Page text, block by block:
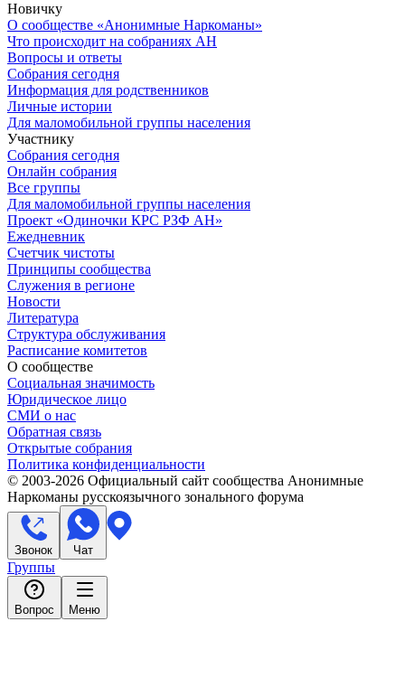
Новичку
О сообществе «Анонимные Наркоманы»
Что происходит на собраниях АН
Вопросы и ответы
Собрания сегодня
Информация для родственников
Личные истории
Для маломобильной группы населения
Участнику
Собрания сегодня
Онлайн собрания
Все группы
Для маломобильной группы населения
Проект «Одиночки КРС РЗФ АН»
Ежедневник
Счетчик чистоты
Принципы сообщества
Служения в регионе
Новости
Литература
Структура обслуживания
Расписание комитетов
О сообществе
Социальная значимость
Юридическое лицо
СМИ о нас
Обратная связь
Открытые собрания
Политика конфиденциальности
© 2003-2026 Официальный сайт сообщества Анонимные
Наркоманы русскоязычного зонального форума
Звонок Чат
Группы
Вопрос Меню